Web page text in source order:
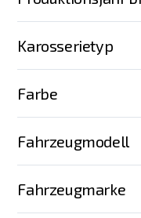
Karosserietyp
Farbe
Fahrzeugmodell
Fahrzeugmarke